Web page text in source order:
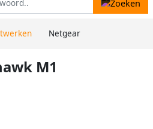
Netgear
M1